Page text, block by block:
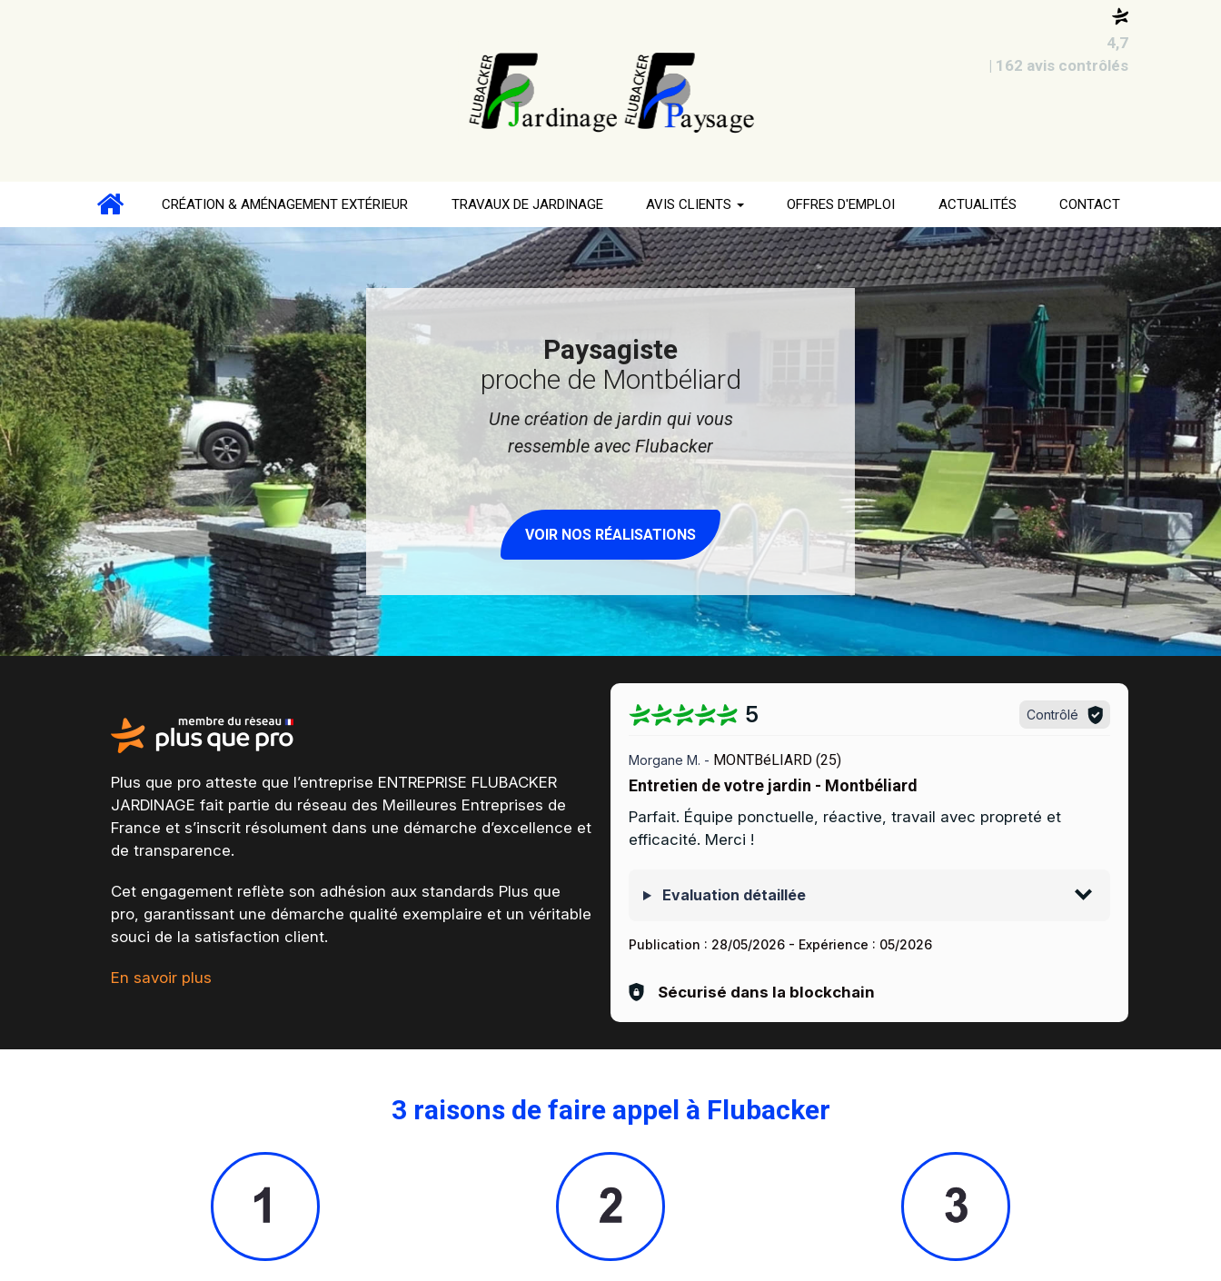
4,7
| 162 avis contrôlés
CRÉATION & AMÉNAGEMENT EXTÉRIEUR TRAVAUX DE JARDINAGE AVIS CLIENTS OFFRES D'EMPLOI ACTUALITÉS CONTACT
Paysagiste
proche de Montbéliard
Une création de jardin qui vous
ressemble avec Flubacker
VOIR NOS RÉALISATIONS
Plus que pro atteste que l’entreprise ENTREPRISE FLUBACKER
JARDINAGE fait partie du réseau des Meilleures Entreprises de
France et s’inscrit résolument dans une démarche d’excellence et
de transparence.
Cet engagement reflète son adhésion aux standards Plus que
pro, garantissant une démarche qualité exemplaire et un véritable
souci de la satisfaction client.
En savoir plus
5 Contrôlé
Morgane M. - MONTBéLIARD (25)
Entretien de votre jardin - Montbéliard
Parfait. Équipe ponctuelle, réactive, travail avec propreté et
efficacité. Merci !
Evaluation détaillée
Publication : 28/05/2026 - Expérience : 05/2026
Sécurisé dans la blockchain
3 raisons de faire appel à Flubacker